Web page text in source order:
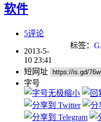
软件
5评论
标签：
2013-5-
10 23:41
短网址
字号